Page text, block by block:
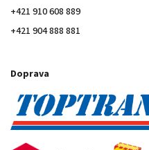
+421 910 608 889
+421 904 888 881
Doprava